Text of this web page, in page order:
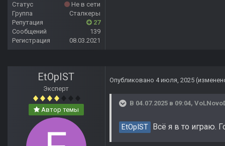
Статус
Не в сети
Группа
Сталкеры
Репутация
27
Сообщений
139
Регистрация
08.03.2021
EtOpIST
Эксперт
Автор темы
Опубликовано 4 июля, 2025
В 04.07.2025 в 09:04,
EtOpIST Всё я в то играю.